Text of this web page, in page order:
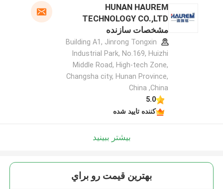
HUNAN HAUREM
TECHNOLOGY CO.,LTD
مشخصات سازنده
Building A1, Jinrong Tongxin
Industrial Park, No.169, Huizhi
Middle Road, High-tech Zone,
Changsha city, Hunan Province,
China ,China
5.0
کننده تایید شده
بیشتر ببینید
بهترين قيمت رو براي